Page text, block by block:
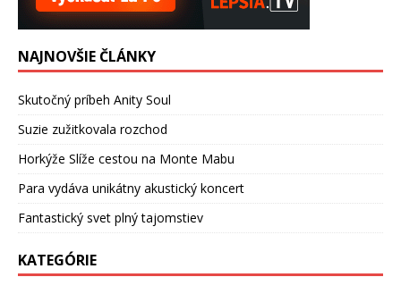
NAJNOVŠIE ČLÁNKY
Skutočný príbeh Anity Soul
Suzie zužitkovala rozchod
Horkýže Slíže cestou na Monte Mabu
Para vydáva unikátny akustický koncert
Fantastický svet plný tajomstiev
KATEGÓRIE